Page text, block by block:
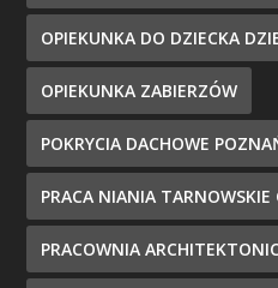
OPIEKUNKA DO DZIECKA
OPIEKUNKA ZABIERZÓW
POKRYCIA DACHOWE
PRACA NIANIA TARNOWSKIE
PRACOWNIA